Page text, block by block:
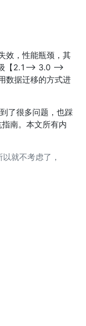
效，性能瓶颈，其
【2.1--> 3.0 -->
数据迁移的方式进
了很多问题，也踩
南。本文所有内
就不考虑了，